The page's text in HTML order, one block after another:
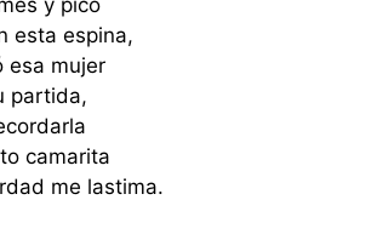
esta espina,
esa mujer
partida,
camarita
me lastima.